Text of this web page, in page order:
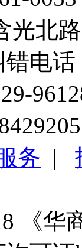
光北
电话
务 |
《华